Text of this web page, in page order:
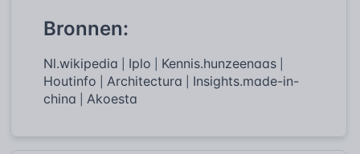
Bronnen:
Nl.wikipedia Iplo Kennis.hunzeenaas
Houtinfo Architectura
Insights.made-in-
china
Akoesta